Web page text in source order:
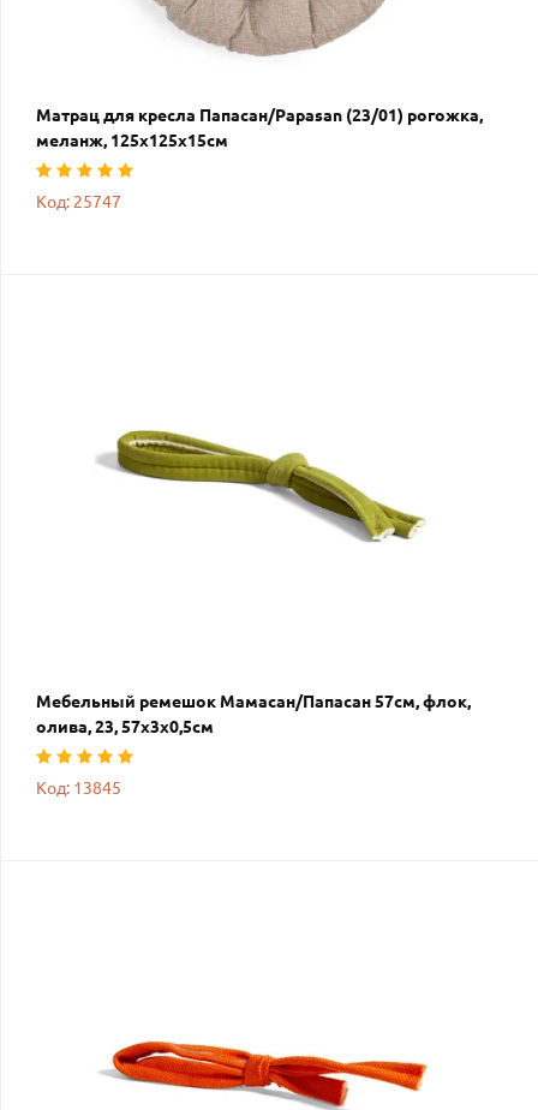
Матрац для кресла Папасан/Papasan (23/01) рогожка,
меланж, 125х125х15см
Код: 25747
Мебельный ремешок Мамасан/Папасан 57см, флок,
олива, 23, 57х3х0,5см
Код: 13845